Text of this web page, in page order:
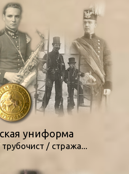
униформа
/ стража...